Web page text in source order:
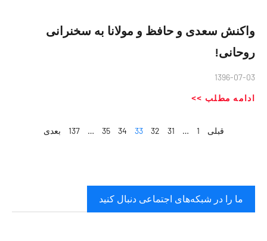
واکنش سعدی و حافظ و مولانا به سخنرانی
روحانی!
1396-07-03
ادامه مطلب >>
قبلی 1
…
31
32
33
34
35
…
137 بعدی
ما را در شبکه‌های اجتماعی دنبال کنید